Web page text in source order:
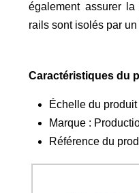
également assurer
rails sont isolés par un
Caractéristiques du
Échelle du
Marque :
Référence du